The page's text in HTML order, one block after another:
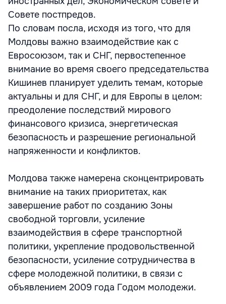
Совете постпредов.
По словам посла, исходя из того, что для
Молдовы важно взаимодействие как с
Евросоюзом, так и СНГ, первостепенное
внимание во время своего председательства
Кишинев планирует уделить темам, которые
актуальны и для СНГ, и для Европы в целом:
преодоление последствий мирового
финансового кризиса, энергетическая
безопасность и разрешение региональной
напряженности и конфликтов.
Молдова также намерена сконцентрировать
внимание на таких приоритетах, как
завершение работ по созданию Зоны
свободной торговли, усиление
взаимодействия в сфере транспортной
политики, укрепление продовольственной
безопасности, усиление сотрудничества в
сфере молодежной политики, в связи с
объявлением 2009 года Годом молодежи.